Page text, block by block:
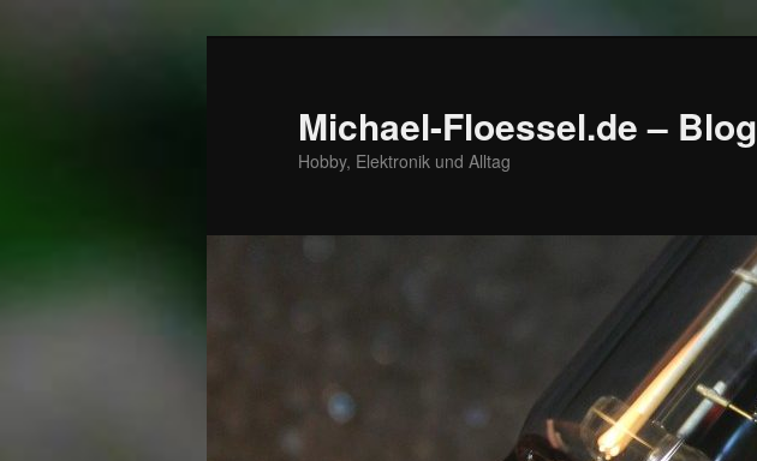
Michael-Floessel.de – Blog
Hobby, Elektronik und Alltag